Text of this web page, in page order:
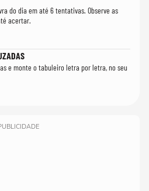
do dia em até 6 tentativas. Observe as
acertar.
e monte o tabuleiro letra por letra, no seu